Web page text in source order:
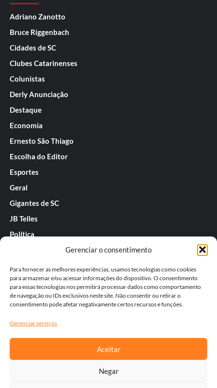
Gerenciar o consentimento
Para fornecer as melhores experiências, usamos tecnologias como cookies
para armazenar e/ou acessar informações do dispositivo. O consentimento
para essas tecnologias nos permitirá processar dados como comportamento
de navegação ou IDs exclusivos neste site. Não consentir ou retirar o
consentimento pode afetar negativamente certos recursos e funções.
Gerenciar serviços
Aceitar
Negar
Adriano Zanotto
Bruce Riggenbach
Cidades de SC
Clubes Catarinenses
Colunistas
Derly Anunciação
Destaque
Economia
Ernesto São Thiago
Escolha do Editor
Esportes
Geral
Gigantes de SC
JB Telles
Política
Rafael Guarnieri
Séries
Tatiana
Werner Zotz